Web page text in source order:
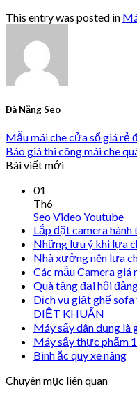
This entry was posted in
Đà Nẵng Seo
Mẫu mái che cửa sổ giá rẻ
Báo giá thi công mái che
Bài viết mới
01
Th6
Seo Video Youtube
Lắp đặt camera hành
Những lưu ý khi lựa
Nhà xưởng nên lựa
Các mẫu Camera giá
Quà tặng đại hội
Dịch vụ giặt ghế
DIỆT KHUẨN
Máy sấy dân dụng là
Máy sấy thực phẩm
Bình ắc quy xe nâng
Chuyên mục liên quan